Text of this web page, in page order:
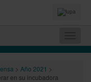
Idiomas
y
> Año 2021 >
en su incubadora